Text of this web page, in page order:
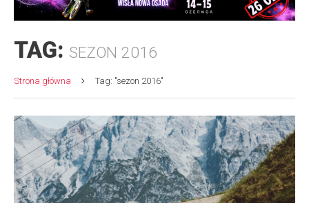
TAG: SEZON 2016
Strona główna Tag: "sezon 2016"